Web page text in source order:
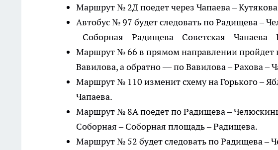
Маршрут № 2Д поедет через Чапаева –
Автобус № 97 будет следовать по Радищева –
– Соборная – Радищева – Советская – Чапаева
Маршрут № 66 в прямом направлении пройдет
Вавилова, а обратно — по Вавилова – Рахова –
Маршрут № 110 изменит схему на Горького –
Чапаева.
Маршрут № 8А поедет по Радищева –
Соборная – Соборная площадь – Радищева.
Маршрут № 52 будет следовать по Радищева –